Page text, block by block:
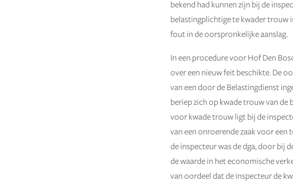
bekend had kunnen zijn bij de
belastingplichtige te kwader trouw
fout in de oorspronkelijke aanslag.
In een procedure voor Hof Den
over een nieuw feit beschikte. De
van een door de Belastingdienst
beriep zich op kwade trouw van de
voor kwade trouw ligt bij de
van een onroerende zaak voor een
de inspecteur was de dga, door bij
de waarde in het economische
van oordeel dat de inspecteur de